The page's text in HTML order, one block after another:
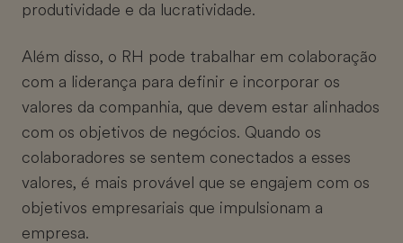
produtividade e da lucratividade.
Além disso, o RH pode trabalhar em colaboração
com a liderança para definir e incorporar os
valores da companhia, que devem estar alinhados
com os objetivos de negócios. Quando os
colaboradores se sentem conectados a esses
valores, é mais provável que se engajem com os
objetivos empresariais que impulsionam a
empresa.